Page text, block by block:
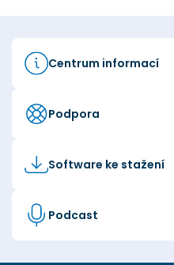
Centrum informací
Podpora
Software ke stažení
Podcast